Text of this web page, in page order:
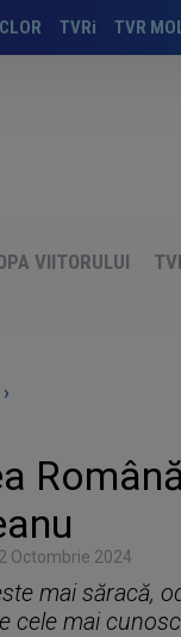
TVR
TVRi
VIITORULUI
Octombrie 2024
mai săracă,
cele mai